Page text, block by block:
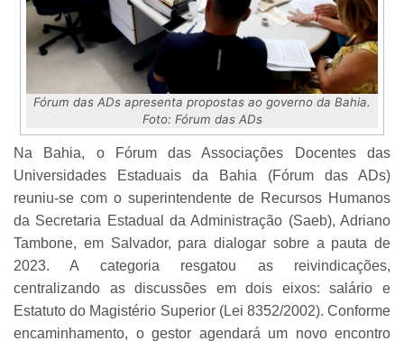
Fórum das ADs apresenta propostas ao governo da Bahia.
Foto: Fórum das ADs
Na Bahia, o Fórum das Associações Docentes das
Universidades Estaduais da Bahia (Fórum das ADs)
reuniu-se com o superintendente de Recursos Humanos
da Secretaria Estadual da Administração (Saeb), Adriano
Tambone, em Salvador, para dialogar sobre a pauta de
2023. A categoria resgatou as reivindicações,
centralizando as discussões em dois eixos: salário e
Estatuto do Magistério Superior (Lei 8352/2002). Conforme
encaminhamento, o gestor agendará um novo encontro